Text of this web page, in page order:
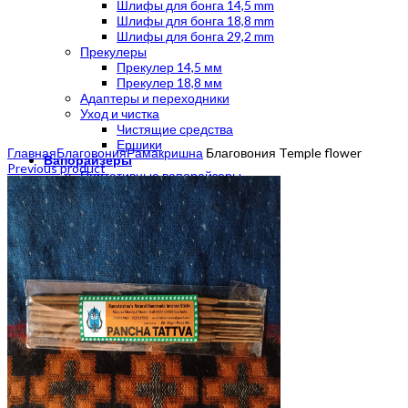
Шлифы для бонга 14,5 mm
Шлифы для бонга 18,8 mm
Шлифы для бонга 29,2 mm
Прекулеры
Прекулер 14,5 мм
Прекулер 18,8 мм
Адаптеры и переходники
Уход и чистка
Чистящие средства
Ершики
Вапорайзеры
Портативные вапорайзеры
Стационарные вапорайзеры
Электронные вапорайзеры
Вапорайзер для масла
Механические вапорайзеры
Аксессуары для вапорайзера
Трубки
Металлические трубки
Трубки ручной работы
Стеклянные трубки
Каменные трубки
Деревянные трубки
Акриловые трубки
Силиконовые трубки
Гриндеры
ГлавнаяБлаговонияРамакришна Благовония Temple flower
Previous product